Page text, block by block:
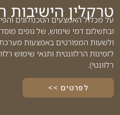
טרקלין הישיבות
על מכלול האמצעים הטכנולוגים
ובתשלום דמי שימוש, של גופים
ולשעות המפורטים באמצעות מערכת
לזמינות הרלוונטית ותנאי שימוש
רלוונטי).
לפרטים >>